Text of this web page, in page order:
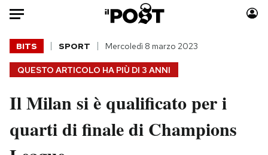
Auto
HOME
Italia
Politica
Tecnologia
Moda
Consumismi
QUESTO ARTICOLO HA PIÙ DI 3 ANNI
BITS SPORT Mercoledì 8 marzo 2023
Il Milan si è qualificato per i
quarti di finale di Champions